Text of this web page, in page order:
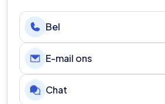
Bel
E-mail ons
Chat